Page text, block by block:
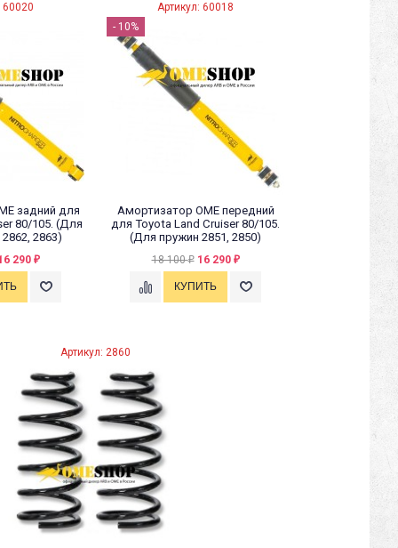
60020
задний для
80/105. (Для
2863)
290 ₽
Артикул: 60018
- 10%
Амортизатор OME передний
для Toyota Land Cruiser 80/105.
(Для пружин 2851, 2850)
18 100₽ 16 290 ₽
Артикул: 2860